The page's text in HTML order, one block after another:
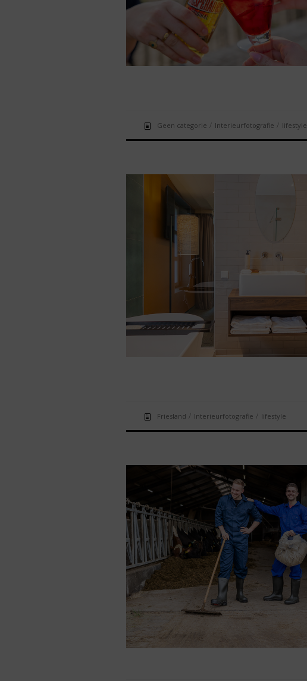
Geen categorie / Interieurfotografie / lifestyle
Friesland / Interieurfotografie / lifestyle